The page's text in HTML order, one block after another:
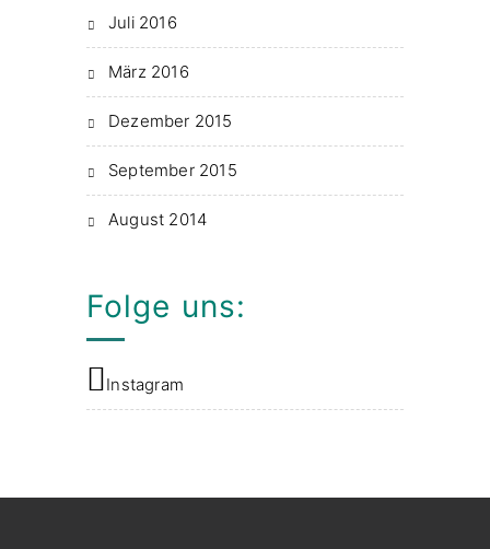
Juli 2016
März 2016
Dezember 2015
September 2015
August 2014
Folge uns:
Instagram